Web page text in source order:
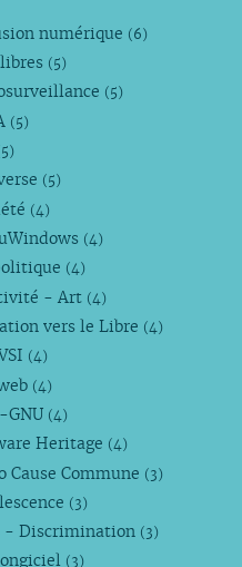
numérique (6)
(5)
(5)
(5)
(5)
(4)
(4)
(4)
- Art (4)
vers le Libre (4)
(4)
(4)
GNU (4)
Heritage (4)
Cause Commune (3)
(3)
- Discrimination (3)
(3)